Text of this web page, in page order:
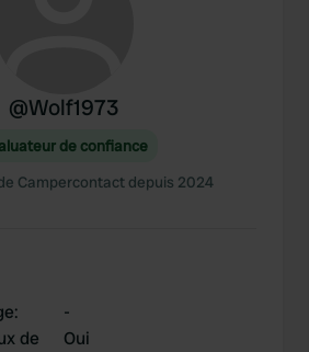
@Wolf1973
de confiance
Campercontact depuis 2024
:
-
de
Oui